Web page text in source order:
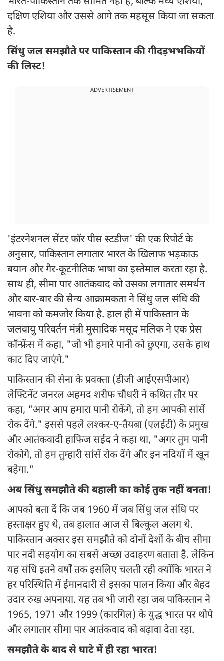
दक्षिण एशिया और उससे आगे तक महसूस किया जा सकता
है.
सिंधु जल समझौते पर पाकिस्तान की गीदड़भभकियों
की लिस्ट!
ADVERTISEMENT
'इंटरनेशनल सेंटर फॉर पीस स्टडीज' की एक रिपोर्ट के
अनुसार, पाकिस्तान लगातार भारत के खिलाफ भड़काऊ
बयान और गैर-कूटनीतिक भाषा का इस्तेमाल करता रहा है.
साथ ही, सीमा पार आतंकवाद को उसका लगातार समर्थन
और बार-बार की सैन्य आक्रामकता ने सिंधु जल संधि की
भावना को कमजोर किया है. हाल ही में पाकिस्तान के
जलवायु परिवर्तन मंत्री मुसादिक मसूद मलिक ने एक प्रेस
कॉन्फ्रेंस में कहा, "जो भी हमारे पानी को छुएगा, उसके हाथ
काट दिए जाएंगे."
पाकिस्तान की सेना के प्रवक्ता (डीजी आईएसपीआर)
लेफ्टिनेंट जनरल अहमद शरीफ चौधरी ने कथित तौर पर
कहा, "अगर आप हमारा पानी रोकेंगे, तो हम आपकी सांसें
रोक देंगे." इससे पहले लश्कर-ए-तैयबा (एलईटी) के प्रमुख
और आतंकवादी हाफिज सईद ने कहा था, "अगर तुम पानी
रोकोगे, तो हम तुम्हारी सांसें रोक देंगे और इन नदियों में खून
बहेगा."
अब सिंधु समझौते की बहाली का कोई तुक नहीं बनता!
आपको बता दें कि जब 1960 में जब सिंधु जल संधि पर
हस्ताक्षर हुए थे, तब हालात आज से बिल्कुल अलग थे.
पाकिस्तान अक्सर इस समझौते को दोनों देशों के बीच सीमा
पार नदी सहयोग का सबसे अच्छा उदाहरण बताता है. लेकिन
यह संधि इतने वर्षों तक इसलिए चलती रही क्योंकि भारत ने
हर परिस्थिति में ईमानदारी से इसका पालन किया और बेहद
उदार रुख अपनाया. यह तब भी जारी रहा जब पाकिस्तान ने
1965, 1971 और 1999 (कारगिल) के युद्ध भारत पर थोपे
और लगातार सीमा पार आतंकवाद को बढ़ावा देता रहा.
समझौते के बाद से घाटे में ही रहा भारत!